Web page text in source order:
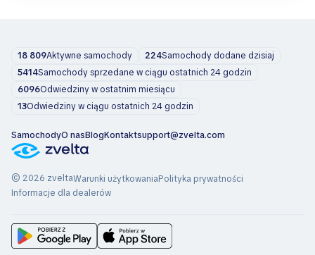
18 809Aktywne samochody 224Samochody dodane dzisiaj
5414Samochody sprzedane w ciągu ostatnich 24 godzin
6096Odwiedziny w ostatnim miesiącu
13Odwiedziny w ciągu ostatnich 24 godzin
SamochodyO nasBlogKontaktsupport@zvelta.com
© 2026 zveltaWarunki użytkowaniaPolityka prywatności
Informacje dla dealerów